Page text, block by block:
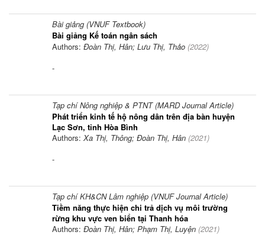
Bài giảng (VNUF Textbook)
Bài giảng Kế toán ngân sách
Authors: Đoàn Thị, Hân; Lưu Thị, Thảo (2022)
-
Tạp chí Nông nghiệp & PTNT (MARD Journal Article)
Phát triển kinh tế hộ nông dân trên địa bàn huyện
Lạc Sơn, tỉnh Hòa Bình
Authors: Xa Thị, Thông; Đoàn Thị, Hân (2021)
-
Tạp chí KH&CN Lâm nghiệp (VNUF Journal Article)
Tiềm năng thực hiện chi trả dịch vụ môi trường
rừng khu vực ven biển tại Thanh hóa
Authors: Đoàn Thị, Hân; Phạm Thị, Luyện (2021)